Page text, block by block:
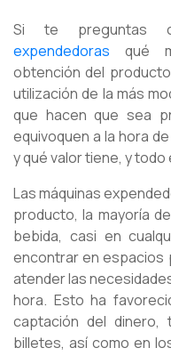
Si te preguntas
expendedoras qué
obtención del
utilización de la más
que hacen que sea
equivoquen a la hora
y qué valor tiene, y todo
Las máquinas
producto, la mayoría
bebida, casi en
encontrar en espacios
atender las
hora. Esto ha
captación del dinero,
billetes, así como en